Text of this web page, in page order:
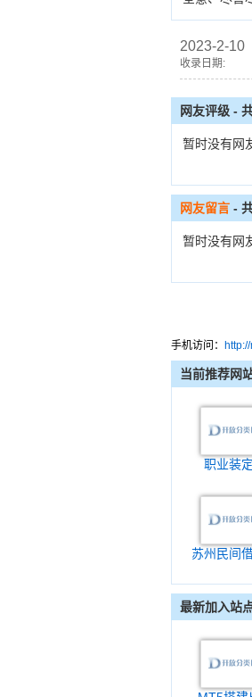
2023-2-10
收录日期:
网友评级 -
暂时没有网
网友留言 -
暂时没有网
手机访问：
当前推荐网
职业装
苏州民间
最新加入站